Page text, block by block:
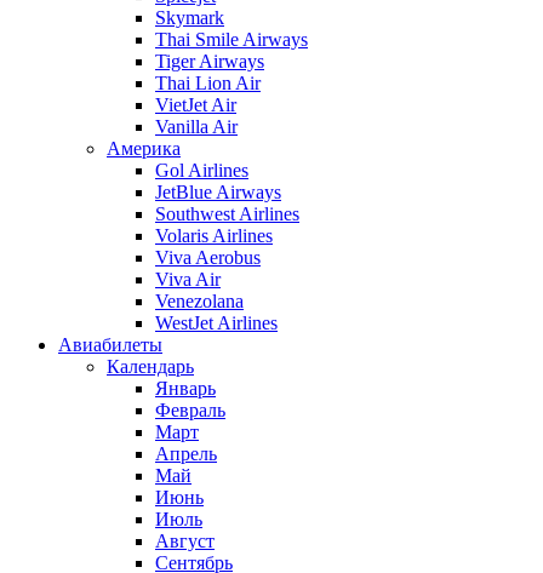
Skymark
Thai Smile Airways
Tiger Airways
Thai Lion Air
VietJet Air
Vanilla Air
Америка
Gol Airlines
JetBlue Airways
Southwest Airlines
Volaris Airlines
Viva Aerobus
Viva Air
Venezolana
WestJet Airlines
Авиабилеты
Календарь
Январь
Февраль
Март
Апрель
Май
Июнь
Июль
Август
Сентябрь